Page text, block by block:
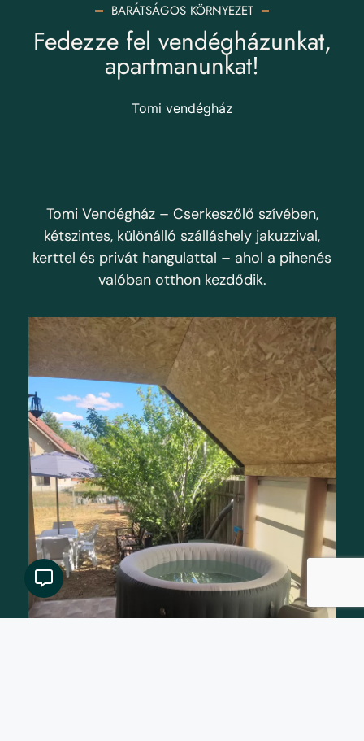
BARÁTSÁGOS KÖRNYEZET
Fedezze fel vendégházunkat,
apartmanunkat!
Tomi vendégház
Tomi Vendégház – Cserkeszőlő szívében,
kétszintes, különálló szálláshely jakuzzival,
kerttel és privát hangulattal – ahol a pihenés
valóban otthon kezdődik.